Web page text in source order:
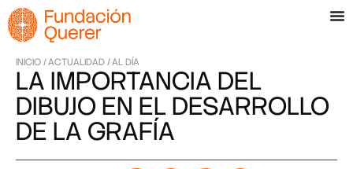
INICIO /ACTUALIDAD /AL DÍA
LA IMPORTANCIA DEL
DIBUJO EN EL DESARROLLO
DE LA GRAFÍA